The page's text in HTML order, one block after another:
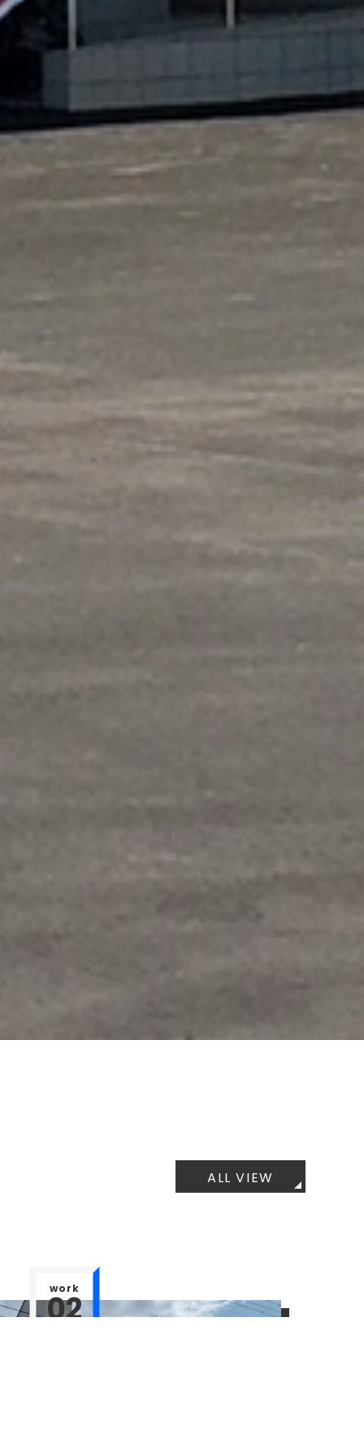
work
02
ALL VIEW